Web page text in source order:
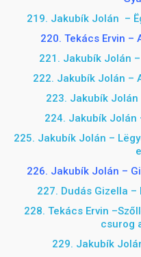
219. Jakubík Jolán –
220. Tekács Ervin –
221. Jakubík Jolán
222. Jakubík Jolán –
223. Jakubík
224. Jakubík Jolán
225. Jakubík Jolán –
226. Jakubík Jolán –
227. Dudás Gizella –
228. Tekács Ervin –
csurog
229. Jakubík